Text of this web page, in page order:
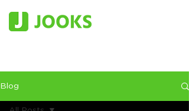
Blog